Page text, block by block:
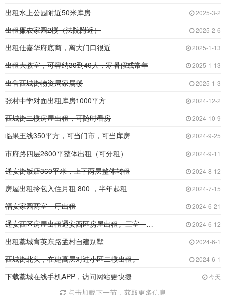
出租水上公园附近50米库房 2025-3-2
出租廉农家园2楼（法院附近） 2025-2-6
出租仕嘉华府底商，离大门口很近 2025-1-13
出租大教室，可容纳30到40人，寒暑假或常年 2025-1-13
出售西城街物资局家属楼 2025-1-3
张村中学对面出租库房1000平方 2024-12-2
西城街二楼房屋出租，可随时看房 2024-10-9
临果王线350平方，可当门市，可当库房 2024-9-25
市府路四层2600平整体出租（可分租） 2024-9-11
通安街饭店360平米，上下两层整体转租 2024-8-12
房屋出租拎包入住月租 800 ，半年起租 2024-7-15
福安家园两室一厅出租 2024-6-21
通安西区房屋出租通安西区房屋出租。三室一厅， 2024-6-12
出租藁城育英东路孟村自建别墅 2024-6-1
西城街北头，在建高层对过小区二楼出租。 2024-6-1
下载藁城在线手机APP，访问网站更快捷 今天
点击加载下一节，获取更多信息